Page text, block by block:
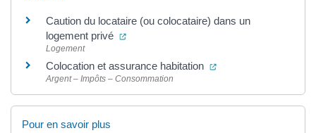
Caution du locataire (ou colocataire) dans un
logement privé
(ouverture dans un nouvel onglet)
Logement
Colocation et assurance habitation (ouverture dans un
Argent – Impôts – Consommation
Pour en savoir plus